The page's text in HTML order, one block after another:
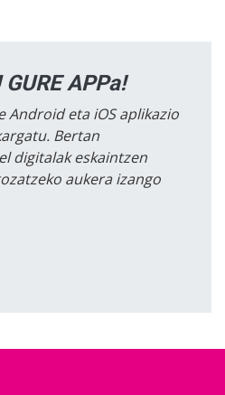
APPa!
Android eta iOS aplikazio
Bertan
digitalak eskaintzen
aukera izango